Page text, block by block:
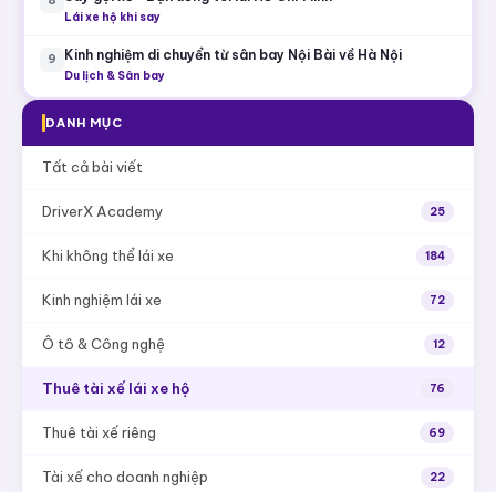
Lái xe hộ khi say
9 Kinh nghiệm di chuyển từ sân bay Nội Bài về Hà Nội
Du lịch & Sân bay
DANH MỤC
Tất cả bài viết
DriverX Academy 25
Khi không thể lái xe 184
Kinh nghiệm lái xe 72
Ô tô & Công nghệ 12
Thuê tài xế lái xe hộ 76
Thuê tài xế riêng 69
Tài xế cho doanh nghiệp 22